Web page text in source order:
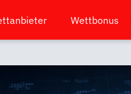
Wettbonus